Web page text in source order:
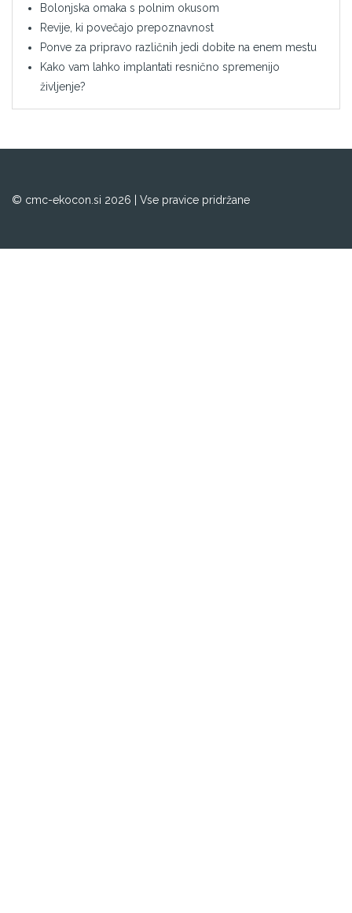
Bolonjska omaka s polnim okusom
Revije, ki povečajo prepoznavnost
Ponve za pripravo različnih jedi dobite na enem mestu
Kako vam lahko implantati resnično spremenijo
življenje?
© cmc-ekocon.si 2026 | Vse pravice pridržane